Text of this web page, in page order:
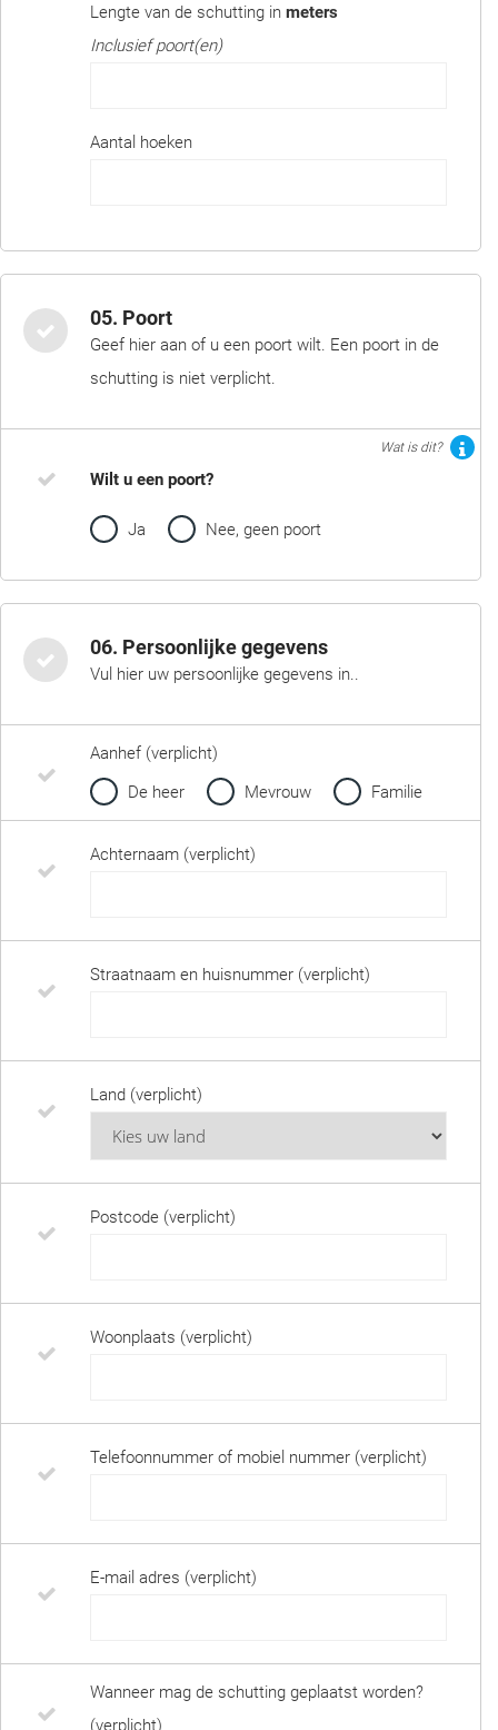
Lengte van de schutting in meters
Inclusief poort(en)
Aantal hoeken
05. Poort
Geef hier aan of u een poort wilt. Een poort in de
schutting is niet verplicht.
Wat is dit?
Wilt u een poort?
Ja Nee, geen poort
06. Persoonlijke gegevens
Vul hier uw persoonlijke gegevens in..
Aanhef (verplicht)
De heer
Mevrouw Familie
Achternaam (verplicht)
Straatnaam en huisnummer (verplicht)
Land (verplicht)
Postcode (verplicht)
Woonplaats (verplicht)
Telefoonnummer of mobiel nummer (verplicht)
E-mail adres (verplicht)
Wanneer mag de schutting geplaatst worden?
(verplicht)